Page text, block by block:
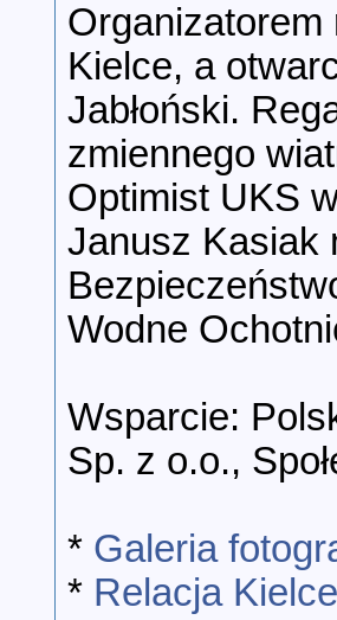
Organizatorem
Kielce, a
Jabłoński.
zmiennego
Optimist UKS
Janusz Kasiak
Wodne
Wsparcie:
Sp. z o.o.,
* Galeria
* Relacja